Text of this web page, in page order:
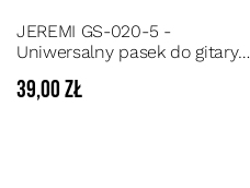
JEREMI GS-020-5 -
Uniwersalny pasek do gitary
basowej
39,00 zł